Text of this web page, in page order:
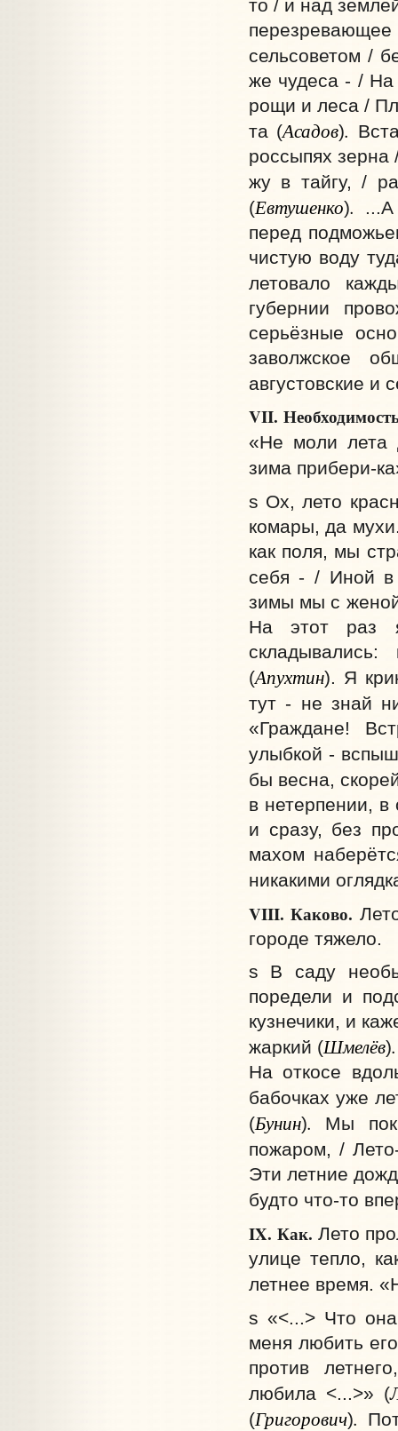
то / и над
перезревающее
сельсоветом /
же чудеса - / На
рощи и леса /
та (Асадов).
россыпях зерна
жу в тайгу, /
(Евтушенко).
перед
чистую воду
летовало
губернии
серьёзные
заволжское
августовские и
VII.
«Не моли лета
зима прибери-
s Ох, лето
комары, да
как поля, мы
себя - / Иной
зимы мы с женой
На этот раз
(Апухтин). Я
тут - не знай
«Граждане!
улыбкой -
бы весна,
в нетерпении,
и сразу, без
махом
никакими
VIII. Каково.
городе тяжело.
s В саду
поредели и
кузнечики, и
жаркий (Шмелёв)
На откосе
бабочках уже
(Бунин).
Мы
пожаром, /
Эти летние
будто что-то
IX. Как. Лето
улице тепло,
летнее время.
s «<...> Что
меня любить
против
любила <...>» (
(Григорович).